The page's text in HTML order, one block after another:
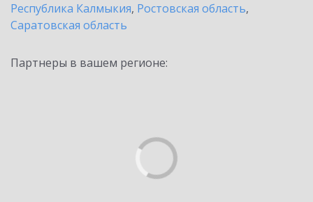
Республика Калмыкия, Ростовская область,
Саратовская область
Партнеры в вашем регионе: